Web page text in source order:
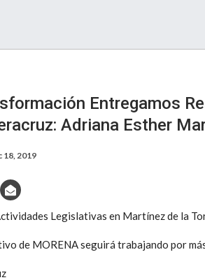
Entregamos
Adriana Esther
18, 2019
Legislativas en Martínez de la
de MORENA seguirá trabajando por